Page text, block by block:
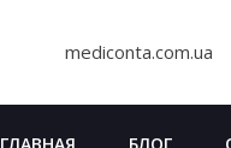
mediconta.com.ua